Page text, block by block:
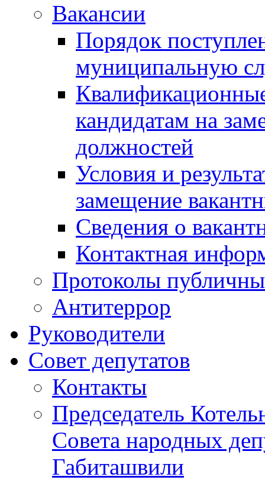
Вакансии
Порядок
муниципальную
кандидатам на
должностей
Условия и
замещение
Сведения о
Контактная
Протоколы
Антитеррор
Руководители
Совет депутатов
Контакты
Председатель
Совета народных
Габиташвили